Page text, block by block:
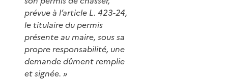
prévue à l’article L. 423-24,
le titulaire du permis
présente au maire, sous sa
propre responsabilité, une
demande dûment remplie
et signée. »